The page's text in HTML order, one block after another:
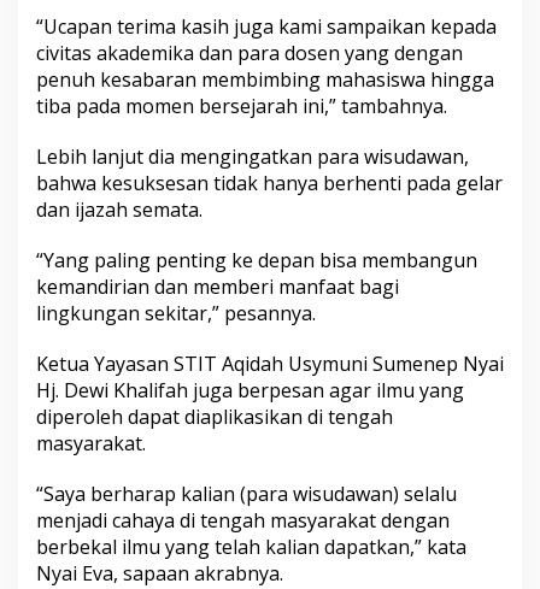
“Ucapan terima kasih juga kami sampaikan kepada
civitas akademika dan para dosen yang dengan
penuh kesabaran membimbing mahasiswa hingga
tiba pada momen bersejarah ini,” tambahnya.
Lebih lanjut dia mengingatkan para wisudawan,
bahwa kesuksesan tidak hanya berhenti pada gelar
dan ijazah semata.
“Yang paling penting ke depan bisa membangun
kemandirian dan memberi manfaat bagi
lingkungan sekitar,” pesannya.
Ketua Yayasan STIT Aqidah Usymuni Sumenep Nyai
Hj. Dewi Khalifah juga berpesan agar ilmu yang
diperoleh dapat diaplikasikan di tengah
masyarakat.
“Saya berharap kalian (para wisudawan) selalu
menjadi cahaya di tengah masyarakat dengan
berbekal ilmu yang telah kalian dapatkan,” kata
Nyai Eva, sapaan akrabnya.